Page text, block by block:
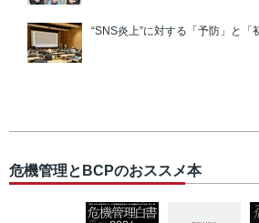
“SNS炎上”に対する「予防」と「
危機管理とBCPのおススメ本